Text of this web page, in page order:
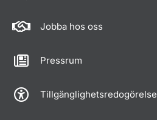
Jobba hos oss
Pressrum
Tillgänglighetsredogörelse